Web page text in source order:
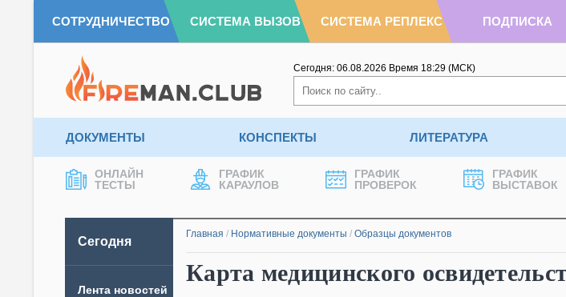
СОТРУДНИЧЕСТВО СИСТЕМА ВЫЗОВ СИСТЕМА РЕПЛЕКС ПОДПИСКА
Сегодня: 06.08.2026 Время 18:29 (МСК)
ДОКУМЕНТЫ КОНСПЕКТЫ ЛИТЕРАТУРА
ОНЛАЙН
ТЕСТЫ
ГРАФИК
КАРАУЛОВ
ГРАФИК
ПРОВЕРОК
ГРАФИК
ВЫСТАВОК
Сегодня
Лента новостей
Главная / Нормативные документы / Образцы документов
Карта медицинского